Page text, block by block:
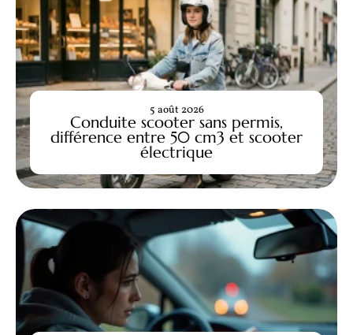
Conduite scooter sans permis,
différence entre 50 cm3 et scooter
électrique
5 août 2026